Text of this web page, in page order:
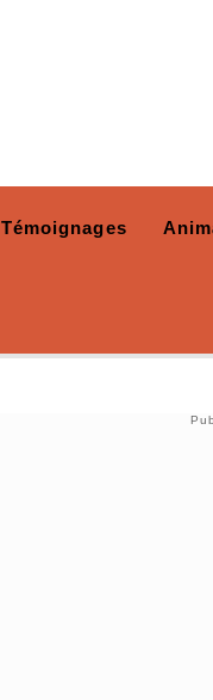
Témoignages